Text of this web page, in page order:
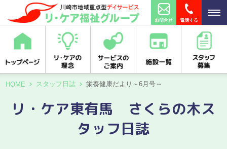
HOME スタッフ日誌 栄養健康だより～6月号～
リ・ケア東有馬 さくらの木ス
タッフ日誌